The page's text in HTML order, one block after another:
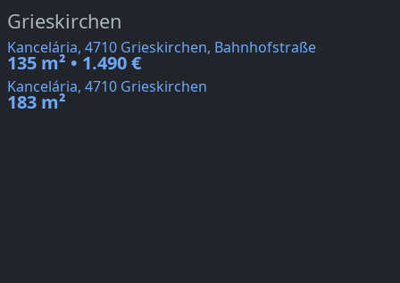
Grieskirchen
Kancelária, 4710 Grieskirchen, Bahnhofstraße
135 m² • 1.490 €
Kancelária, 4710 Grieskirchen
183 m²